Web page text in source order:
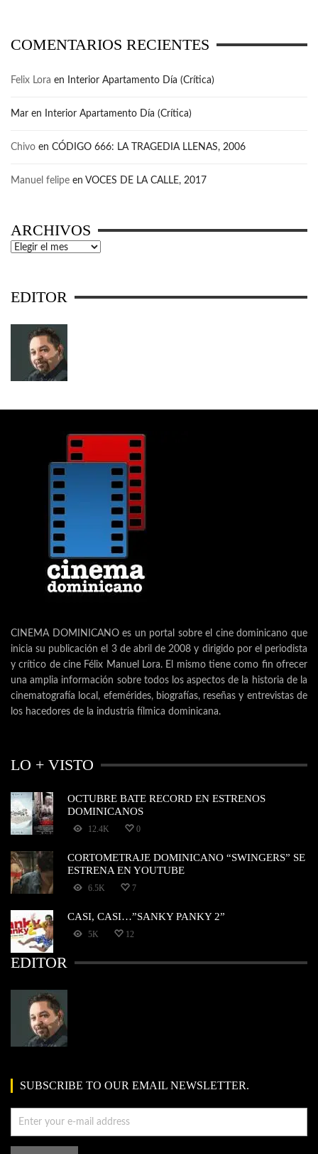
COMENTARIOS RECIENTES
Felix Lora en Interior Apartamento Día (Crítica)
Mar en Interior Apartamento Día (Crítica)
Chivo en CÓDIGO 666: LA TRAGEDIA LLENAS, 2006
Manuel felipe en VOCES DE LA CALLE, 2017
ARCHIVOS
Archivos
EDITOR
CINEMA DOMINICANO es un portal sobre el cine dominicano que
inicia su publicación el 3 de abril de 2008 y dirigido por el periodista
y crítico de cine Félix Manuel Lora. El mismo tiene como fin ofrecer
una amplia información sobre todos los aspectos de la historia de la
cinematografía local, efemérides, biografías, reseñas y entrevistas de
los hacedores de la industria fílmica dominicana.
LO + VISTO
OCTUBRE BATE RECORD EN ESTRENOS
DOMINICANOS
12.4K 0
CORTOMETRAJE DOMINICANO “SWINGERS” SE
ESTRENA EN YOUTUBE
6.5K 7
CASI, CASI…”SANKY PANKY 2”
5K 12
EDITOR
SUBSCRIBE TO OUR EMAIL NEWSLETTER.